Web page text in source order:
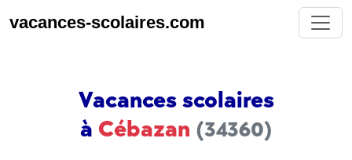
vacances-scolaires.com
Vacances scolaires
à Cébazan (34360)